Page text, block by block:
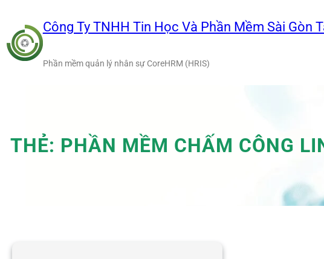
phần
nội
dung
Công Ty TNHH Tin Học Và Phần Mềm Sài Gòn
Phần mềm quản lý nhân sự CoreHRM (HRIS)
THẺ: PHẦN MỀM CHẤM CÔNG